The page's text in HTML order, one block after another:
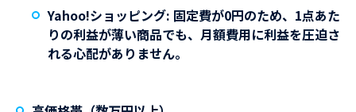
Yahoo!ショッピング: 固定費が0円のため、1点あた
りの利益が薄い商品でも、月額費用に利益を圧迫さ
れる心配がありません。